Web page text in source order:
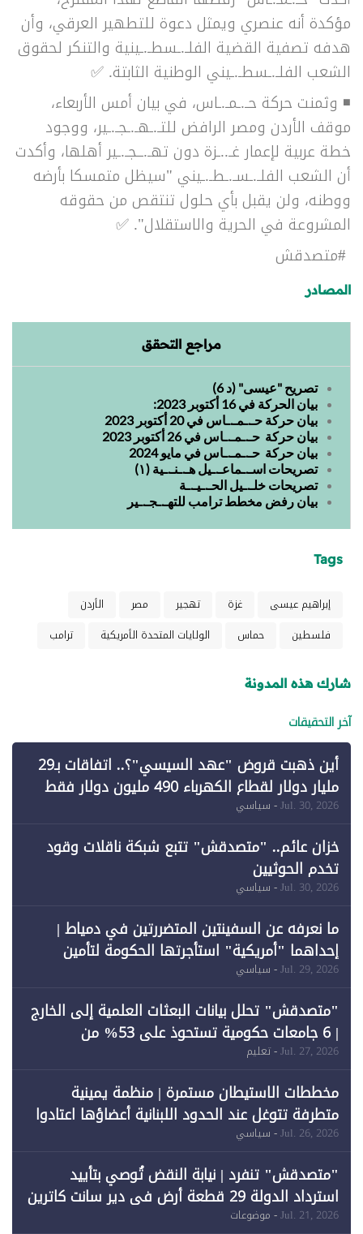
مؤكدة أنه عنصري ويمثل دعوة للتطهير العرقي، وأن
هدفه تصفية القضية الفلـ.ـسطـ.ـينية والتنكر لحقوق
الشعب الفلـ.ـسطـ.ـيني الوطنية الثابتة. ✅
◾ وثمنت حركة حـ.ـمـ.ـاس، في بيان أمس الأربعاء،
موقف الأردن ومصر الرافض للتـ.ـهـ.ـجـ.ـير، ووجود
خطة عربية لإعمار غـ..ـزة دون تهـ.ــجـ.ـير أهلها، وأكدت
أن الشعب الفلـ.ـسـ.ـطـ.ـيني "سيظل متمسكا بأرضه
ووطنه، ولن يقبل بأي حلول تنتقص من حقوقه
المشروعة في الحرية والاستقلال". ✅
#متصدقش
المصادر
مراجع التحقق
تصريح "عيسى" (د 6)
بيان الحركة في 16 أكتوبر 2023:
بيان حركة حـ.ـمـ.ـاس في 20 أكتوبر 2023
بيان حركة حـ.ـمـ.ـاس في 26 أكتوبر 2023
بيان حركة حـ.ـمـ.ـاس في مايو 2024
تصريحات اسـ.ـماعـ.ـيل هـ.ـنـ.ـية (١)
تصريحات خلـ.ـيل الحـ.ـيـ.ـة
بيان رفض مخطط ترامب للتهـ.ـجـ.ـير
Tags
إبراهيم عيسى غزة تهجير مصر
الأردن
فلسطين
حماس الولايات المتحدة الأمريكية ترامب
شارك هذه المدونة
آخر التحقيقات
أين ذهبت قروض "عهد السيسي"؟.. اتفاقات بـ29
مليار دولار لقطاع الكهرباء 490 مليون دولار فقط
لـ"الطاقة المتجددة" (1)
Jul. 30, 2026- سياسي
خزان عائم.. "متصدقش" تتبع شبكة ناقلات وقود
تخدم الحوثيين
Jul. 30, 2026- سياسي
ما نعرفه عن السفينتين المتضررتين في دمياط |
إحداهما "أمريكية" استأجرتها الحكومة لتأمين
احتياجات الطاقة
Jul. 29, 2026- سياسي
"متصدقش" تحلل بيانات البعثات العلمية إلى الخارج
| 6 جامعات حكومية تستحوذ على 53% من
Jul. 27, 2026- تعليم
مخططات الاستيطان مستمرة | منظمة يمينية
متطرفة تتوغل عند الحدود اللبنانية أعضاؤها اعتادوا
خرق الحدود
Jul. 26, 2026- سياسي
"متصدقش" تنفرد | نيابة النقض تُوصي بتأييد
استرداد الدولة 29 قطعة أرض في دير سانت كاترين
وقبول طعن الحكومة جزئيًا (1)
Jul. 21, 2026- موضوعات